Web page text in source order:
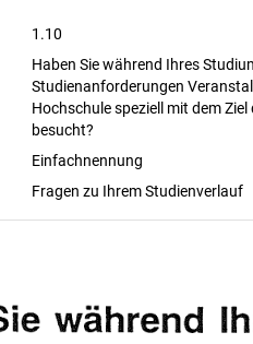
1.10
Haben Sie während Ihres
Studienanforderungen
Hochschule speziell mit dem
besucht?
Einfachnennung
Fragen zu Ihrem Studienverlauf